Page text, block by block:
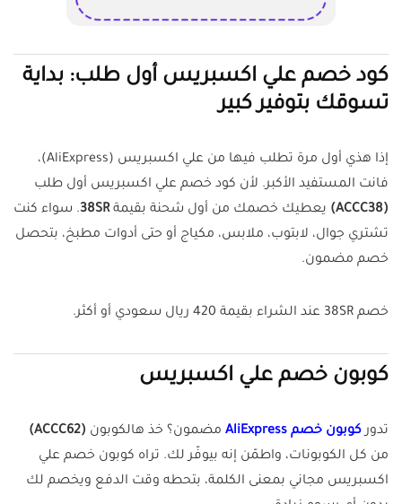
كود خصم علي اكسبريس أول طلب: بداية
تسوقك بتوفير كبير
إذا هذي أول مرة تطلب فيها من علي اكسبريس (AliExpress)،
فانت المستفيد الأكبر. لأن كود خصم علي اكسبريس أول طلب
(ACCC38)
يعطيك خصمك من أول شحنة بقيمة38SR. سواء كنت
تشتري جوال، لابتوب، ملابس، مكياج أو حتى أدوات مطبخ، بتحصل
خصم مضمون.
خصم 38SR عند الشراء بقيمة 420 ريال سعودي أو أكثر.
كوبون خصم علي اكسبريس
تدوركوبون خصم AliExpress مضمون؟ خذ هالكوبون (ACCC62)
من كل الكوبونات، واطمّن إنه بيوفّر لك. تراه كوبون خصم علي
اكسبريس مجاني بمعنى الكلمة، بتحطه وقت الدفع ويخصم لك